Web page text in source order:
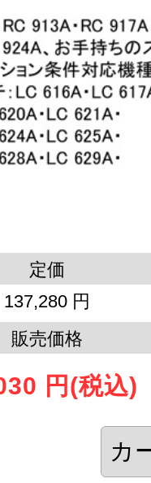
定価
137,280 円
販売価格
円 (税込)